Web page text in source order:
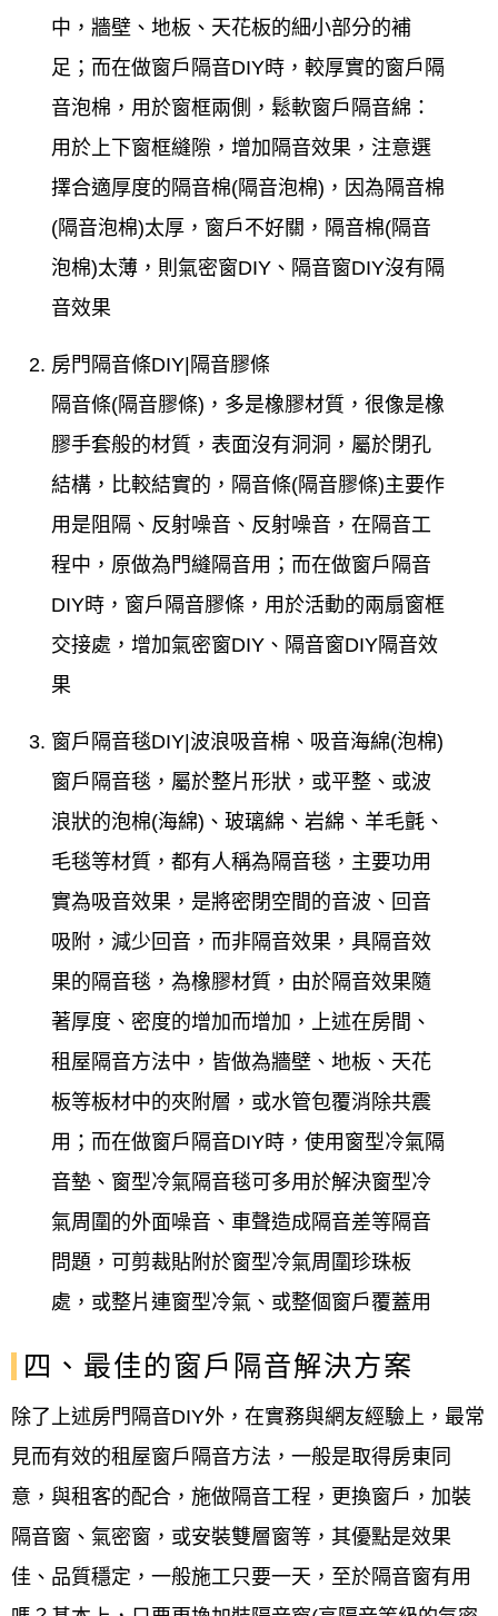
中，牆壁、地板、天花板的細小部分的補
足；而在做窗戶隔音DIY時，較厚實的窗戶隔
音泡棉，用於窗框兩側，鬆軟窗戶隔音綿：
用於上下窗框縫隙，增加隔音效果，注意選
擇合適厚度的隔音棉(隔音泡棉)，因為隔音棉
(隔音泡棉)太厚，窗戶不好關，隔音棉(隔音
泡棉)太薄，則氣密窗DIY、隔音窗DIY沒有隔
音效果
房門隔音條DIY|隔音膠條
隔音條(隔音膠條)，多是橡膠材質，很像是橡
膠手套般的材質，表面沒有洞洞，屬於閉孔
結構，比較結實的，隔音條(隔音膠條)主要作
用是阻隔、反射噪音、反射噪音，在隔音工
程中，原做為門縫隔音用；而在做窗戶隔音
DIY時，窗戶隔音膠條，用於活動的兩扇窗框
交接處，增加氣密窗DIY、隔音窗DIY隔音效
果
窗戶隔音毯DIY|波浪吸音棉、吸音海綿(泡棉)
窗戶隔音毯，屬於整片形狀，或平整、或波
浪狀的泡棉(海綿)、玻璃綿、岩綿、羊毛氈、
毛毯等材質，都有人稱為隔音毯，主要功用
實為吸音效果，是將密閉空間的音波、回音
吸附，減少回音，而非隔音效果，具隔音效
果的隔音毯，為橡膠材質，由於隔音效果隨
著厚度、密度的增加而增加，上述在房間、
租屋隔音方法中，皆做為牆壁、地板、天花
板等板材中的夾附層，或水管包覆消除共震
用；而在做窗戶隔音DIY時，使用窗型冷氣隔
音墊、窗型冷氣隔音毯可多用於解決窗型冷
氣周圍的外面噪音、車聲造成隔音差等隔音
問題，可剪裁貼附於窗型冷氣周圍珍珠板
處，或整片連窗型冷氣、或整個窗戶覆蓋用
四、最佳的窗戶隔音解決方案
除了上述房門隔音DIY外，在實務與網友經驗上，最常
見而有效的租屋窗戶隔音方法，一般是取得房東同
意，與租客的配合，施做隔音工程，更換窗戶，加裝
隔音窗、氣密窗，或安裝雙層窗等，其優點是效果
佳、品質穩定，一般施工只要一天，至於隔音窗有用